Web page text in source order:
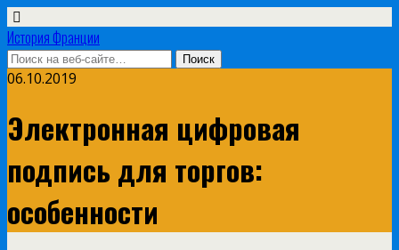
История Франции
06.10.2019
Электронная цифровая
подпись для торгов:
особенности